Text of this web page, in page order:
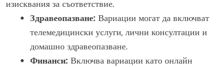
изисквания за съответствие.
Здравеопазване: Вариации могат да включват
телемедицински услуги, лични консултации и
домашно здравеопазване.
Финанси: Включва вариации като онлайн